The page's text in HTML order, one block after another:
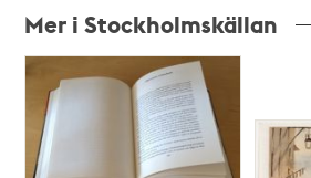
Mer i Stockholmskällan
Relaterade
poster
och
teman